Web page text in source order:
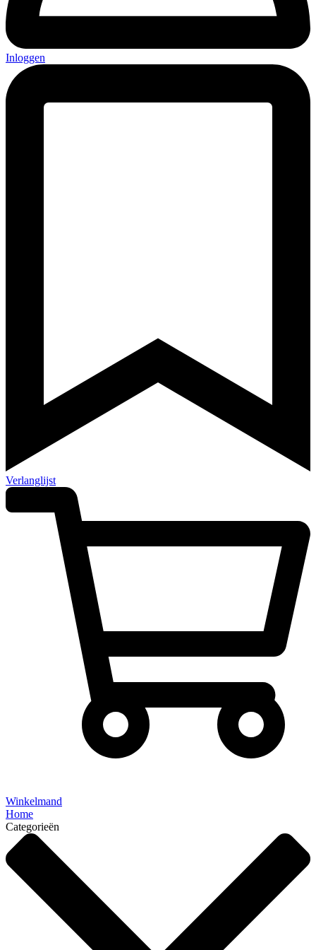
Inloggen
Verlanglijst
Winkelmand
Home
Categorieën